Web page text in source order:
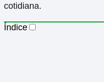
cotidiana.
Índice